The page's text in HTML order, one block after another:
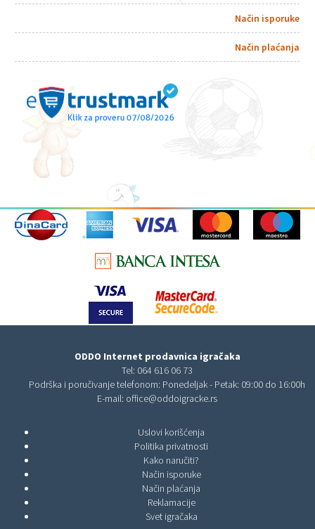
Način isporuke
Način plaćanja
ODDO Internet prodavnica igračaka
Tel: 064 616 06 73
Podrška i poručivanje telefonom: Ponedeljak - Petak: 09:00 do 16:00h
E-mail: office@oddoigracke.rs
Uslovi korišćenja
Politika privatnosti
Kako naručiti?
Način isporuke
Način plaćanja
Reklamacije
Svet igračaka